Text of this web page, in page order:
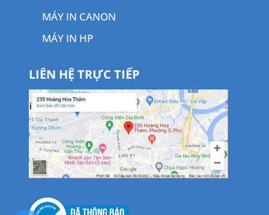
MÁY IN CANON
MÁY IN HP
LIÊN HỆ TRỰC TIẾP